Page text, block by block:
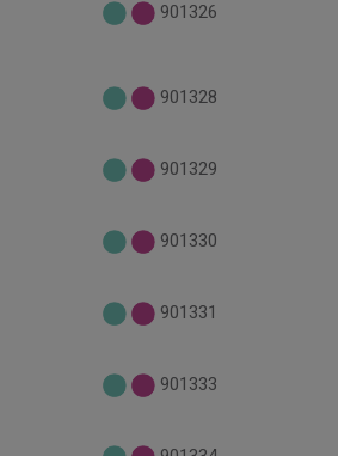
901326
901328
901329
901330
901331
901333